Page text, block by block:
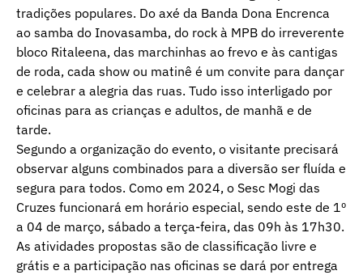
tradições populares. Do axé da Banda Dona Encrenca
ao samba do Inovasamba, do rock à MPB do irreverente
bloco Ritaleena, das marchinhas ao frevo e às cantigas
de roda, cada show ou matinê é um convite para dançar
e celebrar a alegria das ruas. Tudo isso interligado por
oficinas para as crianças e adultos, de manhã e de
tarde.
Segundo a organização do evento, o visitante precisará
observar alguns combinados para a diversão ser fluída e
segura para todos. Como em 2024, o Sesc Mogi das
Cruzes funcionará em horário especial, sendo este de 1º
a 04 de março, sábado a terça-feira, das 09h às 17h30.
As atividades propostas são de classificação livre e
grátis e a participação nas oficinas se dará por entrega